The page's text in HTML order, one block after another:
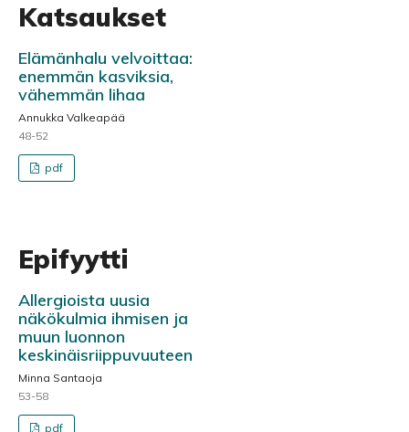
Katsaukset
Elämänhalu velvoittaa:
enemmän kasviksia,
vähemmän lihaa
Annukka Valkeapää
48-52
pdf
Epifyytti
Allergioista uusia
näkökulmia ihmisen ja
muun luonnon
keskinäisriippuvuuteen
Minna Santaoja
53-58
pdf